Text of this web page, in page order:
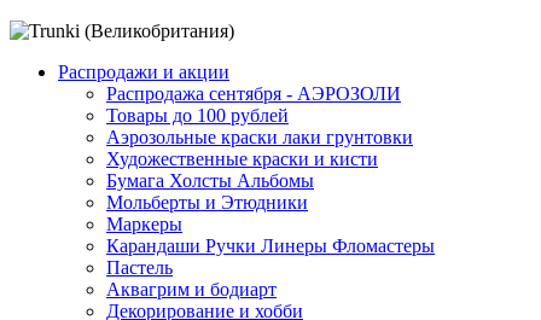
Распродажи и акции
Распродажа сентября - АЭРОЗОЛИ
Товары до 100 рублей
Аэрозольные краски лаки грунтовки
Художественные краски и кисти
Бумага Холсты Альбомы
Мольберты и Этюдники
Маркеры
Карандаши Ручки Линеры Фломастеры
Пастель
Аквагрим и бодиарт
Декорирование и хобби